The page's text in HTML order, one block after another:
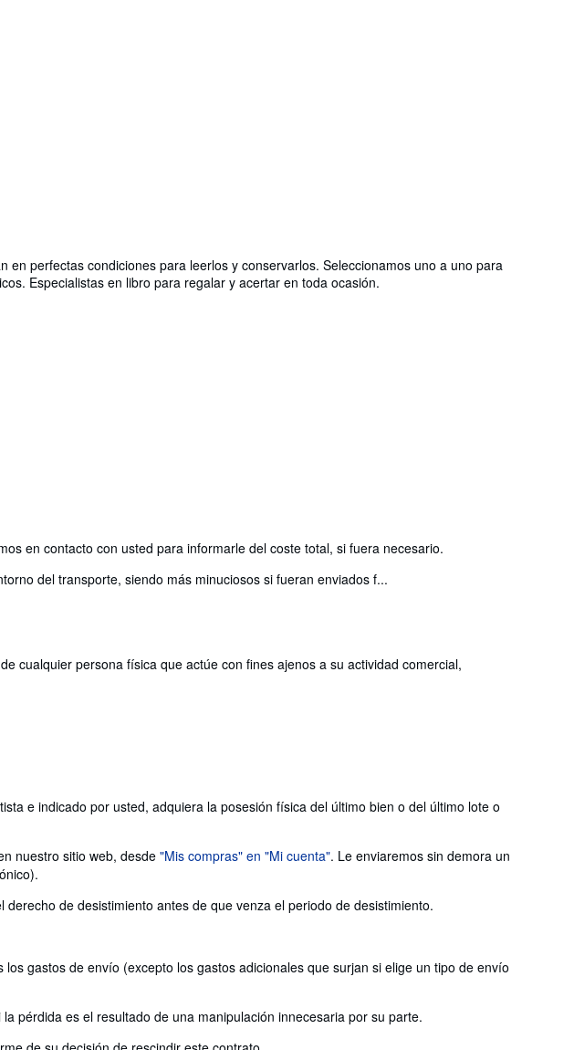
perfectas condiciones para leerlos y conservarlos. Seleccionamos uno a uno para
Especialistas en libro para regalar y acertar en toda ocasión.
en contacto con usted para informarle del coste total, si fuera necesario.
del transporte, siendo más minuciosos si fueran enviados f...
cualquier persona física que actúe con fines ajenos a su actividad comercial,
e indicado por usted, adquiera la posesión física del último bien o del último lote o
nuestro sitio web, desde "Mis compras" en "Mi cuenta". Le enviaremos sin demora un
de desistimiento antes de que venza el periodo de desistimiento.
gastos de envío (excepto los gastos adicionales que surjan si elige un tipo de envío
pérdida es el resultado de una manipulación innecesaria por su parte.